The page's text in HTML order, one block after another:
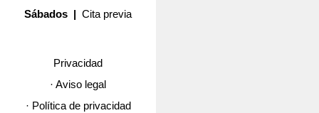
Sábados |Cita previa
Privacidad
· Aviso legal
· Política de privacidad